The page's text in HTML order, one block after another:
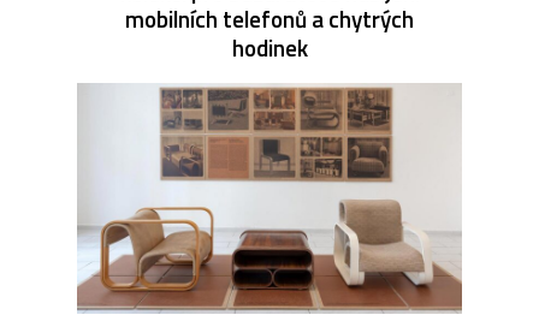
mobilních telefonů a chytrých
hodinek